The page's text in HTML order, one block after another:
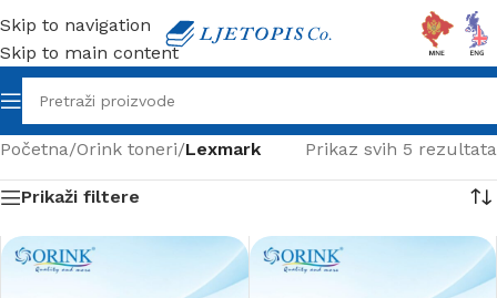
Skip to navigation
Skip to main content
Početna/Orink toneri/Lexmark Prikaz svih 5 rezultata
Prikaži filtere